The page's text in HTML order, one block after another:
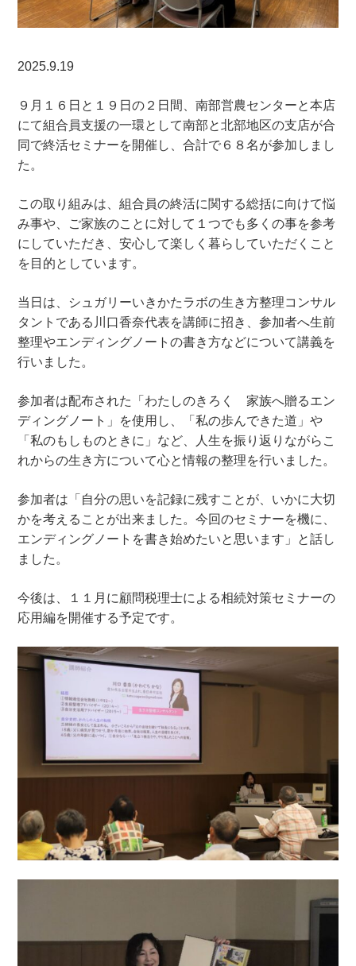
2025.9.19
９月１６日と１９日の２日間、南部営農センターと本店
にて組合員支援の一環として南部と北部地区の支店が合
同で終活セミナーを開催し、合計で６８名が参加しまし
た。
この取り組みは、組合員の終活に関する総括に向けて悩
み事や、ご家族のことに対して１つでも多くの事を参考
にしていただき、安心して楽しく暮らしていただくこと
を目的としています。
当日は、シュガリーいきかたラボの生き方整理コンサル
タントである川口香奈代表を講師に招き、参加者へ生前
整理やエンディングノートの書き方などについて講義を
行いました。
参加者は配布された「わたしのきろく 家族へ贈るエン
ディングノート」を使用し、「私の歩んできた道」や
「私のもしものときに」など、人生を振り返りながらこ
れからの生き方について心と情報の整理を行いました。
参加者は「自分の思いを記録に残すことが、いかに大切
かを考えることが出来ました。今回のセミナーを機に、
エンディングノートを書き始めたいと思います」と話し
ました。
今後は、１１月に顧問税理士による相続対策セミナーの
応用編を開催する予定です。